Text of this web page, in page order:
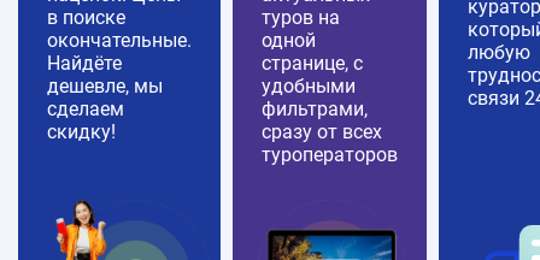
в поиске
окончательные.
Найдёте
дешевле, мы
сделаем
скидку!
туров на
одной
странице, с
удобными
фильтрами,
сразу от всех
туроператоров
любую
связи